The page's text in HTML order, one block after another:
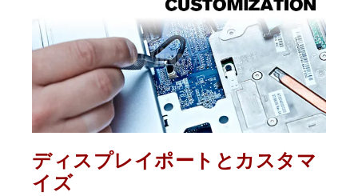
ディスプレイポートとカスタマ
イズ